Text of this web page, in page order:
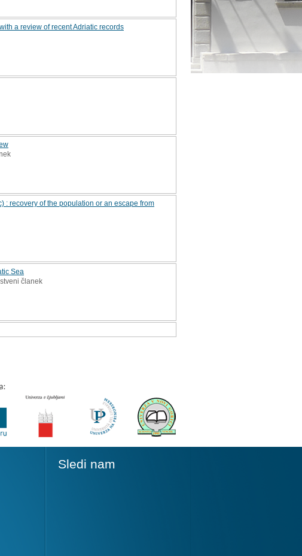
a review of recent Adriatic records
: recovery of the population or an escape from
Sea
članek
Sledi nam